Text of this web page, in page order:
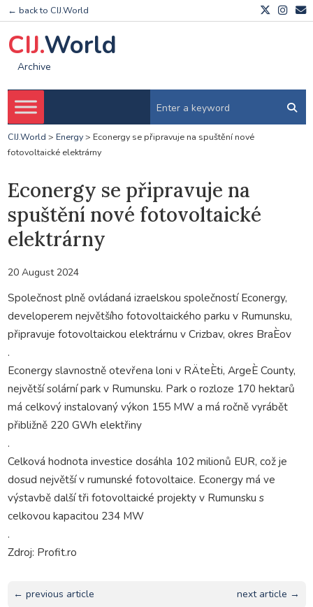
← back to CIJ.World
CIJ.World
Archive
CIJ.World > Energy> Econergy se připravuje na spuštění nové
fotovoltaické elektrárny
Econergy se připravuje na
spuštění nové fotovoltaické
elektrárny
20 August 2024
Společnost plně ovládaná izraelskou společností Econergy,
developerem největšího fotovoltaického parku v Rumunsku,
připravuje fotovoltaickou elektrárnu v Crizbav, okres BraÈov
.
Econergy slavnostně otevřena loni v RÄteÈti, ArgeÈ County,
největší solární park v Rumunsku. Park o rozloze 170 hektarů
má celkový instalovaný výkon 155 MW a má ročně vyrábět
přibližně 220 GWh elektřiny
.
Celková hodnota investice dosáhla 102 milionů EUR, což je
dosud největší v rumunské fotovoltaice. Econergy má ve
výstavbě další tři fotovoltaické projekty v Rumunsku s
celkovou kapacitou 234 MW
.
Zdroj: Profit.ro
← previous article next article →